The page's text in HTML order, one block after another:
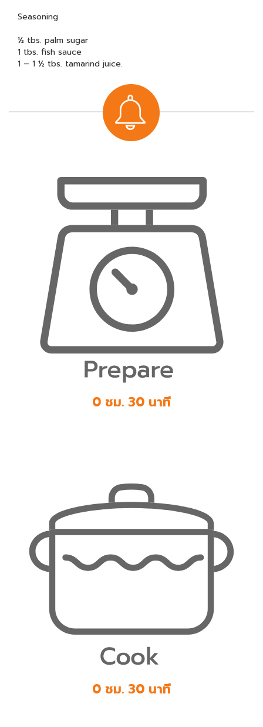
Seasoning
½ tbs. palm sugar
1 tbs. fish sauce
1 – 1 ½ tbs. tamarind juice.
0 ชม. 30 นาที
0 ชม. 30 นาที